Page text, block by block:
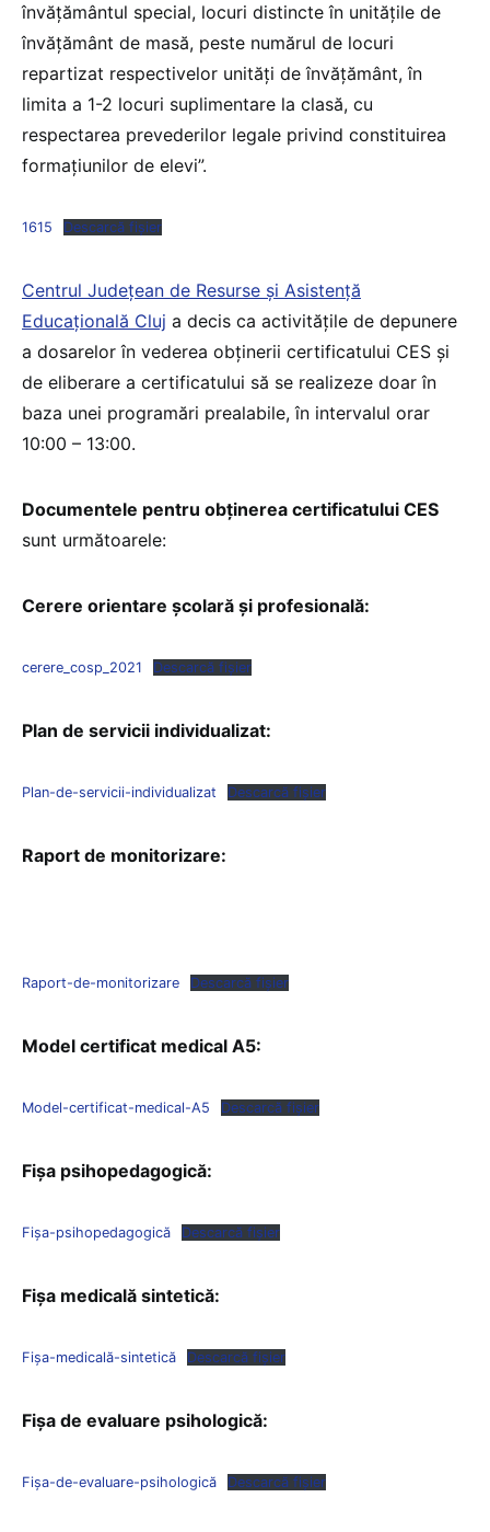
învățământul special, locuri distincte în unitățile de
învățământ de masă, peste numărul de locuri
repartizat respectivelor unități de învățământ, în
limita a 1-2 locuri suplimentare la clasă, cu
respectarea prevederilor legale privind constituirea
formațiunilor de elevi”.
1615 Descarcă fișier
Centrul Județean de Resurse și Asistență
Educațională Cluj a decis ca activitățile de depunere
a dosarelor în vederea obținerii certificatului CES și
de eliberare a certificatului să se realizeze doar în
baza unei programări prealabile, în intervalul orar
10:00 – 13:00.
Documentele pentru obținerea certificatului CES
sunt următoarele:
Cerere orientare școlară și profesională:
cerere_cosp_2021 Descarcă fișier
Plan de servicii individualizat:
Plan-de-servicii-individualizat Descarcă fișier
Raport de monitorizare:
Raport-de-monitorizare Descarcă fișier
Model certificat medical A5:
Model-certificat-medical-A5 Descarcă fișier
Fișa psihopedagogică:
Fișa-psihopedagogică Descarcă fișier
Fișa medicală sintetică:
Fișa-medicală-sintetică Descarcă fișier
Fișa de evaluare psihologică:
Fișa-de-evaluare-psihologică Descarcă fișier